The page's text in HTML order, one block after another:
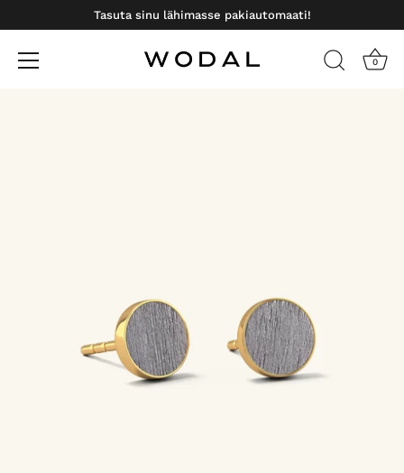
Tasuta sinu lähimasse pakiautomaati!
0